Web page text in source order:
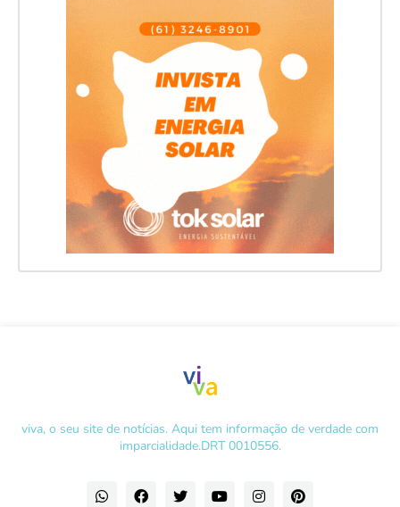
viva, o seu site de notícias. Aqui tem informação de verdade com
imparcialidade.DRT 0010556.